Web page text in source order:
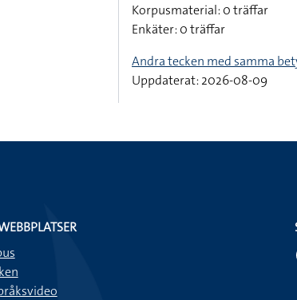
Korpusmaterial: 0 träffar
Enkäter: 0 träffar
Andra tecken med samma
Uppdaterat: 2026-08-09